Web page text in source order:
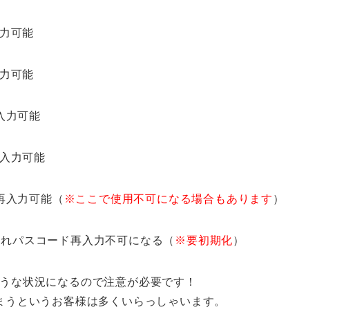
可能
可能
力可能
力可能
入力可能（ ※ここで使用不可になる場合もあります ）
パスコード再入力不可になる（ ※要初期化）
な状況になるので注意が必要です！
というお客様は多くいらっしゃいます。